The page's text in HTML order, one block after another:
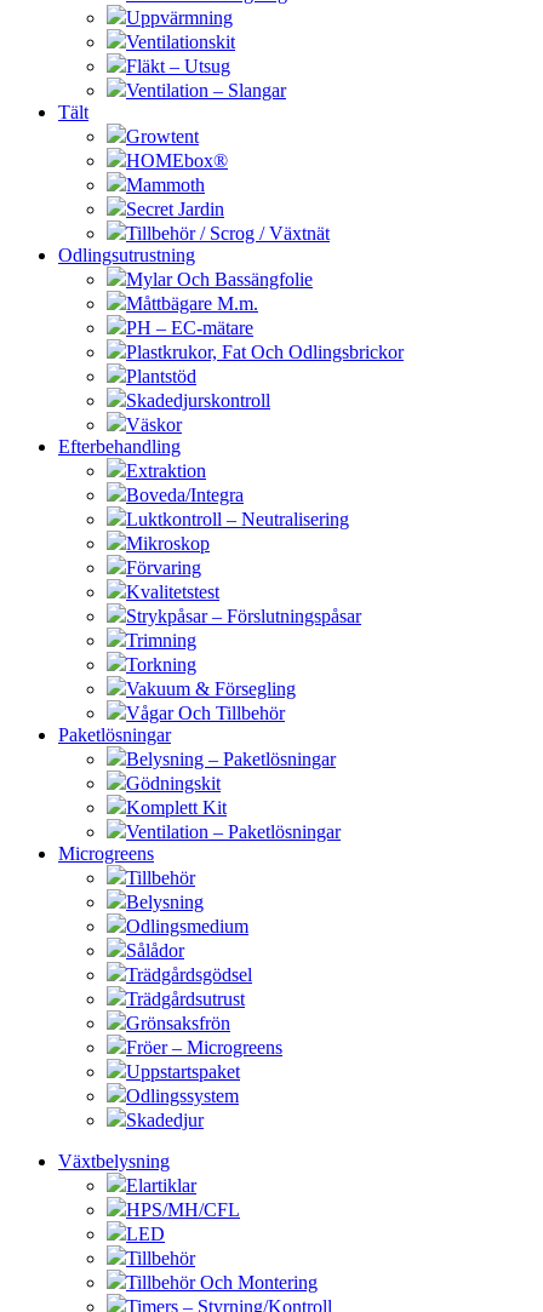
Uppvärmning
Ventilationskit
Fläkt – Utsug
Ventilation – Slangar
Tält
Growtent
HOMEbox®
Mammoth
Secret Jardin
Tillbehör / Scrog / Växtnät
Odlingsutrustning
Mylar Och Bassängfolie
Måttbägare M.m.
PH – EC-mätare
Plastkrukor, Fat Och Odlingsbrickor
Plantstöd
Skadedjurskontroll
Väskor
Efterbehandling
Extraktion
Boveda/Integra
Luktkontroll – Neutralisering
Mikroskop
Förvaring
Kvalitetstest
Strykpåsar – Förslutningspåsar
Trimning
Torkning
Vakuum & Försegling
Vågar Och Tillbehör
Paketlösningar
Belysning – Paketlösningar
Gödningskit
Komplett Kit
Ventilation – Paketlösningar
Microgreens
Tillbehör
Belysning
Odlingsmedium
Sålådor
Trädgårdsgödsel
Trädgårdsutrust
Grönsaksfrön
Fröer – Microgreens
Uppstartspaket
Odlingssystem
Skadedjur
Växtbelysning
Elartiklar
HPS/MH/CFL
LED
Tillbehör
Tillbehör Och Montering
Timers – Styrning/Kontroll